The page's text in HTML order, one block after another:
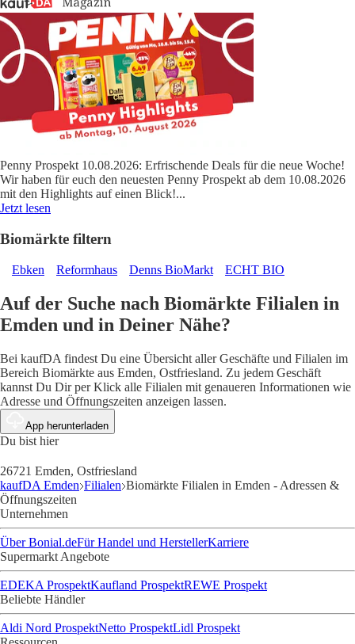
Penny Prospekt 10.08.2026: Erfrischende Deals für die neue Woche!
Wir haben für euch den neuesten Penny Prospekt ab dem 10.08.2026
mit den Highlights auf einen Blick!...
Jetzt lesen
Biomärkte filtern
Ebken Reformhaus Denns BioMarkt ECHT BIO
Auf der Suche nach Biomärkte Filialen in
Emden und in Deiner Nähe?
Bei kaufDA findest Du eine Übersicht aller Geschäfte und Filialen im
Bereich Biomärkte aus Emden, Ostfriesland. Zu jedem Geschäft
kannst Du Dir per Klick alle Filialen mit genaueren Informationen wie
Adresse und Öffnungszeiten anzeigen lassen.
App herunterladen
Du bist hier
26721 Emden, Ostfriesland
kaufDA Emden Filialen Biomärkte Filialen in Emden - Adressen &
Öffnungszeiten
Unternehmen
Über Bonial.deFür Handel und HerstellerKarriere
Supermarkt Angebote
EDEKA ProspektKaufland ProspektREWE Prospekt
Beliebte Händler
Aldi Nord ProspektNetto ProspektLidl Prospekt